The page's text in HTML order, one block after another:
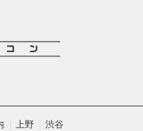
上野 渋谷